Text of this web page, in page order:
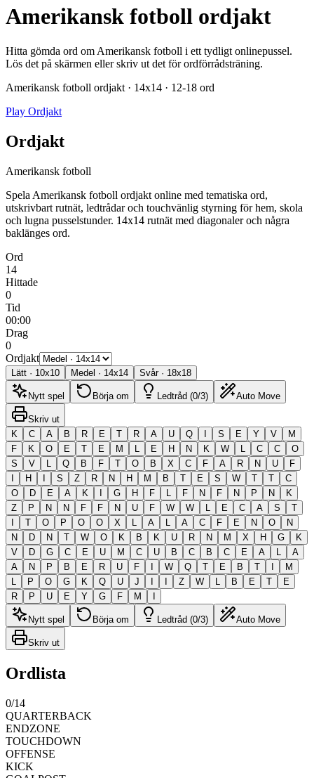
Amerikansk fotboll ordjakt
Hitta gömda ord om Amerikansk fotboll i ett tydligt onlinepussel.
Lös det på skärmen eller skriv ut det för ordförrådsträning.
Amerikansk fotboll ordjakt · 14x14 · 12-18 ord
Play Ordjakt
Ordjakt
Amerikansk fotboll
Spela Amerikansk fotboll ordjakt online med tematiska ord,
utskrivbart rutnät, ledtrådar och touchvänlig styrning för hem, skola
och lugna pusselstunder. 14x14 rutnät med diagonaler och några
baklänges ord.
Ord
14
Hittade
0
Tid
00:00
Drag
0
Ordjakt
Lätt · 10x10 Medel · 14x14 Svår· 18x18
Nytt spel Börja om Ledtråd (0/3) Auto Move
Skriv ut
K
C A B R E T R A U Q I S E Y V
M
F
K O E T E M L E H N K W L C C
O
S
V L Q B F T O B X C F A R N U
F
I
H I S Z R N H M B T E S W T T
C
O
D E A K I G H F L F N F N P N
K
Z
P N N F F N U F W W L E C A S
T
I
T O P O O X L A L A C F E N O
N
N
D N T W O K B K U R N M X H G
K
V
D G C E U M C U B C B C E A L
A
A
N P B E R U F I W Q T E B T I
M
L
P O G K Q U J I I Z W L B E T
E
R
P U E Y G F M I
Nytt spel Börja om Ledtråd (0/3) Auto Move
Skriv ut
Ordlista
0/14
QUARTERBACK
ENDZONE
TOUCHDOWN
OFFENSE
KICK